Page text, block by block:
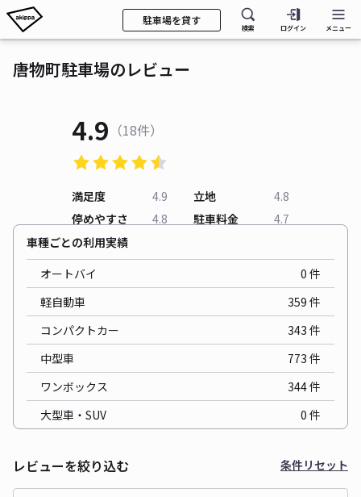
駐車場を貸す
検索 ログイン メニュー
唐物町駐車場のレビュー
4.9 （18件）
満足度 4.9 立地
4.8
停めやすさ
4.8 駐車料金
4.7
車種ごとの利用実績
オートバイ
0 件
軽自動車
359 件
コンパクトカー
343 件
中型車
773 件
ワンボックス
344件
大型車・SUV
0 件
レビューを絞り込む 条件リセット